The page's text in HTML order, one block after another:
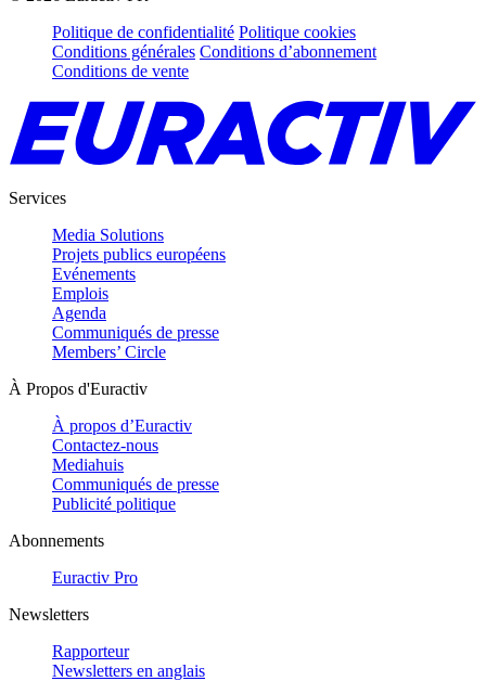
Politique de confidentialité Politique cookies
Conditions générales Conditions d’abonnement
Conditions de vente
Services
Media Solutions
Projets publics européens
Evénements
Emplois
Agenda
Communiqués de presse
Members’ Circle
À Propos d'Euractiv
À propos d’Euractiv
Contactez-nous
Mediahuis
Communiqués de presse
Publicité politique
Abonnements
Euractiv Pro
Newsletters
Rapporteur
Newsletters en anglais